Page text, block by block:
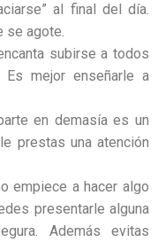
al final del día.
se agote.
subirse a todos
mejor enseñarle a
en demasía es un
prestas una atención
empiece a hacer algo
presentarle alguna
Además evitas